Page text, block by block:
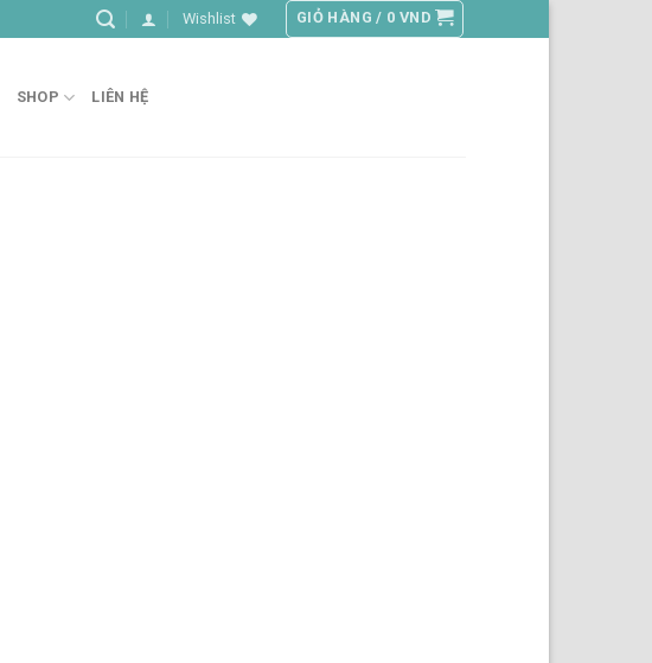
Wishlist GIỎ HÀNG / 0 VND
SHOP LIÊN HỆ